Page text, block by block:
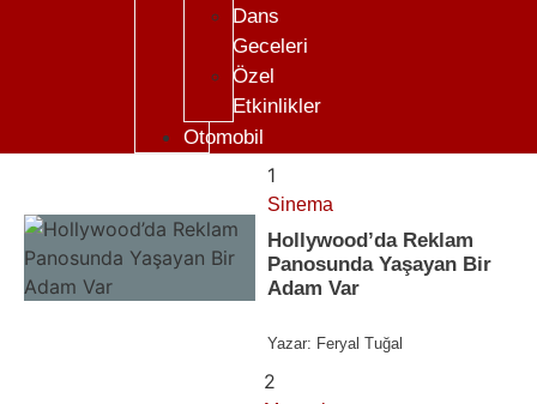
Dans
Geceleri
Özel
Etkinlikler
Otomobil
1
Sinema
Hollywood’da Reklam
Panosunda Yaşayan Bir
Adam Var
Yazar: Feryal Tuğal
2